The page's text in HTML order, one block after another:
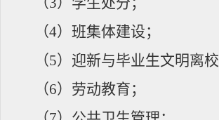
（4）班集体建设；
（5）迎新与毕业生文明离校
（6）劳动教育；